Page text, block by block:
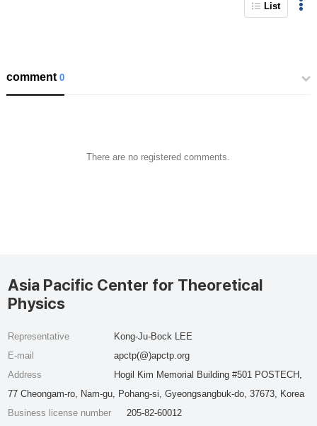
List
comment0
There are no registered comments.
Asia Pacific Center for Theoretical
Physics
Representative
Kong-Ju-Bock LEE
E-mail
apctp(@)apctp.org
Address
Hogil Kim Memorial Building #501 POSTECH,
77 Cheongam-ro, Nam-gu, Pohang-si, Gyeongsangbuk-do, 37673, Korea
Business license number
205-82-60012